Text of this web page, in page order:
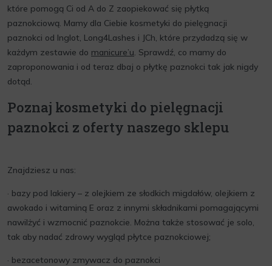
które pomogą Ci od A do Z zaopiekować się płytką
paznokciową. Mamy dla Ciebie kosmetyki do pielęgnacji
paznokci od Inglot, Long4Lashes i JCh, które przydadzą się w
każdym zestawie do manicure’u. Sprawdź, co mamy do
zaproponowania i od teraz dbaj o płytkę paznokci tak jak nigdy
dotąd.
Poznaj kosmetyki do pielęgnacji
paznokci z oferty naszego sklepu
Znajdziesz u nas:
· bazy pod lakiery – z olejkiem ze słodkich migdałów, olejkiem z
awokado i witaminą E oraz z innymi składnikami pomagającymi
nawilżyć i wzmocnić paznokcie. Można także stosować je solo,
tak aby nadać zdrowy wygląd płytce paznokciowej;
· bezacetonowy zmywacz do paznokci